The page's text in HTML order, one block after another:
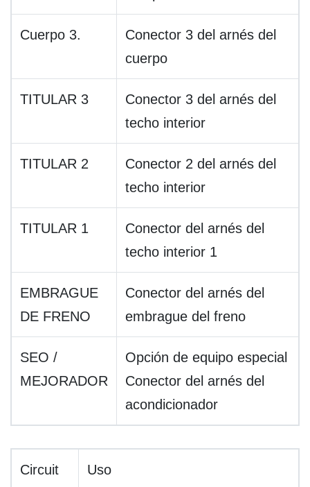
Cuerpo 3.
Conector 3 del arnés del
cuerpo
TITULAR 3
Conector 3 del arnés del
techo interior
TITULAR 2
Conector 2 del arnés del
techo interior
TITULAR 1
Conector del arnés del
techo interior 1
EMBRAGUE
DE FRENO
Conector del arnés del
embrague del freno
SEO /
MEJORADOR
Opción de equipo especial
Conector del arnés del
acondicionador
Circuit
Uso